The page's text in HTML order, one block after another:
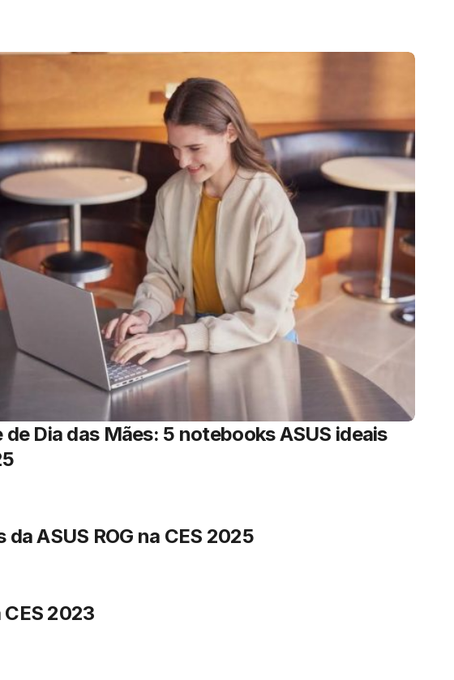
de Dia das Mães: 5 notebooks ASUS ideais
da ASUS ROG na CES 2025
CES 2023